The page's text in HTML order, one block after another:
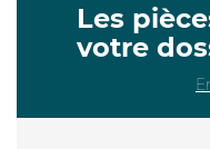
Les
votre